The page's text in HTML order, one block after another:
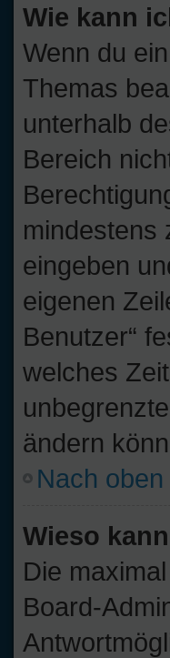
Wie kann
Wenn du
Themas
unterhalb
Bereich
mindestens
eingeben
eigenen
Benutzer“
welches
ändern
Nach oben
Wieso
Die
Board-